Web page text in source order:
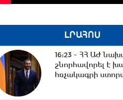
ԼՐԱՀՈՍ
16:23 - ՀՀ ԱԺ
շնորհավորել է
հռչակագրի